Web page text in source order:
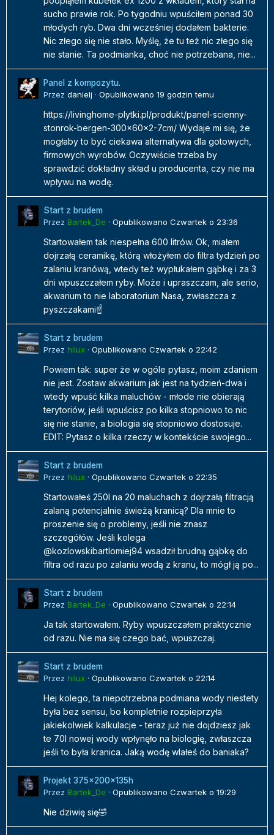
sucho prawie rok. Po tygodniu wpuściłem ponad 30
młodych ryb. Dwa dni wcześniej dodałem bakterie.
Nic złego się nie stało. Myślę, że tu też nic złego się
nie stanie. Ta podmianka, choć nie potrzebana, nie...
Panel z kompozytu.
Przez danielj · Opublikowano 19 godzin temu
https://livinghome-plytki.pl/produkt/panel-scienny-
stonrok-bergen-300x60x2-7cm/ Wydaje mi się, że
mogłaby to być ciekawa alternatywa dla gotowych,
firmowych wyrobów. Oczywiście trzeba by
sprawdzić dokładny skład u producenta, czy nie ma
wpływu na wodę.
Start z brudem
Przez Bartek_De · Opublikowano Czwartek o 23:36
Startowałem tak niespełna 600 litrów. Ok, miałem
dojrzałą ceramikę, którą włożyłem do filtra tydzień po
zalaniu kranówą, wtedy też wypłukałem gąbkę i za 3
dni wpuszczałem ryby. Może i upraszczam, ale serio,
akwarium to nie laboratorium Nasa, zwłaszcza z
pyszczakami☝️
Start z brudem
Przez hilux · Opublikowano Czwartek o 22:42
Powiem tak: super że w ogóle pytasz, moim zdaniem
nie jest. Zostaw akwarium jak jest na tydzień-dwa i
wtedy wpuść kilka maluchów - młode nie obierają
terytoriów, jeśli wpuścisz po kilka stopniowo to nic
się nie stanie, a biologia się stopniowo dostosuje.
EDIT: Pytasz o kilka rzeczy w kontekście swojego...
Start z brudem
Przez hilux · Opublikowano Czwartek o 22:35
Startowałeś 250l na 20 maluchach z dojrzałą filtracją
zalaną potencjalnie świeżą kranicą? Dla mnie to
proszenie się o problemy, jeśli nie znasz
szczegółów. Jeśli kolega
@kozlowskibartlomiej94 wsadził brudną gąbkę do
filtra od razu po zalaniu wodą z kranu, to mógł ją po...
Start z brudem
Przez Bartek_De · Opublikowano Czwartek o 22:14
Ja tak startowałem. Ryby wpuszczałem praktycznie
od razu. Nie ma się czego bać, wpuszczaj.
Start z brudem
Przez hilux · Opublikowano Czwartek o 22:14
Hej kolego, ta niepotrzebna podmiana wody niestety
była bez sensu, bo kompletnie rozpieprzyła
jakiekolwiek kalkulacje - teraz już nie dojdziesz jak
te 70l nowej wody wpłynęło na biologię, zwłaszcza
jeśli to była kranica. Jaką wodę wlałeś do baniaka?
Projekt 375x200x135h
Przez Bartek_De · Opublikowano Czwartek o 19:29
Nie dziwię się🤣